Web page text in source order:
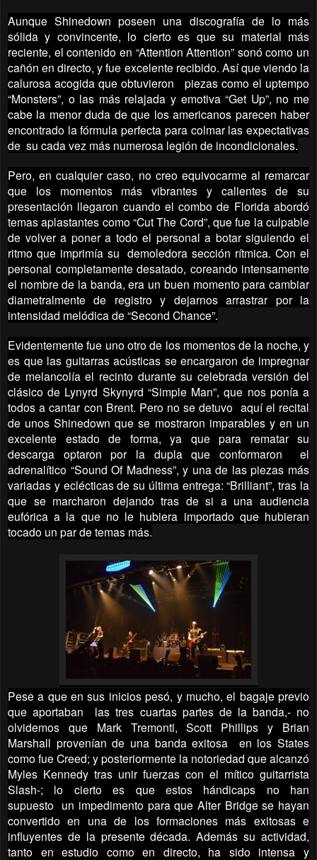
Aunque Shinedown poseen una discografía de lo más
sólida y convincente, lo cierto es que su material más
reciente, el contenido en “Attention Attention” sonó como un
cañón en directo, y fue excelente recibido. Así que viendo la
calurosa acogida que obtuvieron piezas como el uptempo
“Monsters”, o las más relajada y emotiva “Get Up”, no me
cabe la menor duda de que los americanos parecen haber
encontrado la fórmula perfecta para colmar las expectativas
de su cada vez más numerosa legión de incondicionales.
Pero, en cualquier caso, no creo equivocarme al remarcar
que los momentos más vibrantes y calientes de su
presentación llegaron cuando el combo de Florida abordó
temas aplastantes como “Cut The Cord”, que fue la culpable
de volver a poner a todo el personal a botar siguiendo el
ritmo que imprimía su demoledora sección rítmica. Con el
personal completamente desatado, coreando intensamente
el nombre de la banda, era un buen momento para cambiar
diametralmente de registro y dejarnos arrastrar por la
intensidad melódica de “Second Chance”.
Evidentemente fue uno otro de los momentos de la noche, y
es que las guitarras acústicas se encargaron de impregnar
de melancolía el recinto durante su celebrada versión del
clásico de Lynyrd Skynyrd “Simple Man”, que nos ponía a
todos a cantar con Brent. Pero no se detuvo aquí el recital
de unos Shinedown que se mostraron imparables y en un
excelente estado de forma, ya que para rematar su
descarga optaron por la dupla que conformaron el
adrenalítico “Sound Of Madness”, y una de las piezas más
variadas y eclécticas de su última entrega: “Brilliant”, tras la
que se marcharon dejando tras de si a una audiencia
eufórica a la que no le hubiera importado que hubieran
tocado un par de temas más.
Pese a que en sus inicios pesó, y mucho, el bagaje previo
que aportaban las tres cuartas partes de la banda,- no
olvidemos que Mark Tremonti, Scott Phillips y Brian
Marshall provenían de una banda exitosa en los States
como fue Creed; y posteriormente la notoriedad que alcanzó
Myles Kennedy tras unir fuerzas con el mítico guitarrista
Slash-; lo cierto es que estos hándicaps no han
supuesto un impedimento para que Alter Bridge se hayan
convertido en una de los formaciones más exitosas e
influyentes de la presente década. Además su actividad,
tanto en estudio como en directo, ha sido intensa y